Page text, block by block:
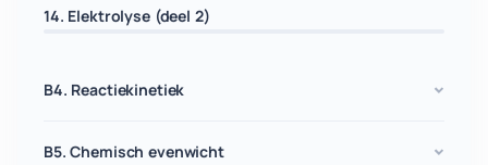
14. Elektrolyse (deel 2)
B4. Reactiekinetiek
B5. Chemisch evenwicht